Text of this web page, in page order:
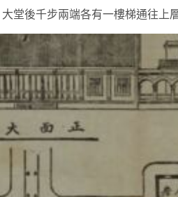
堂後千步兩端各有一樓梯通往上